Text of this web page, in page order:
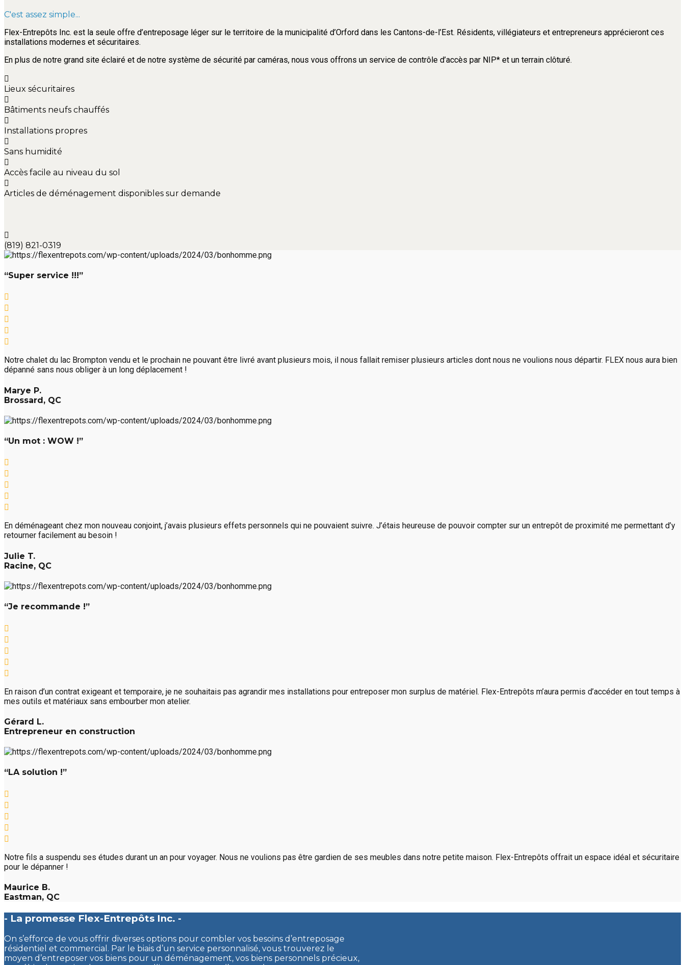
C'est assez simple...
Flex-Entrepôts Inc. est la seule offre d’entreposage léger sur le territoire de la municipalité d’Orford dans les Cantons-de-l’Est. Résidents, villégiateurs et entrepreneurs apprécieront ces
installations modernes et sécuritaires.
En plus de notre grand site éclairé et de notre système de sécurité par caméras, nous vous offrons un service de contrôle d’accès par NIP* et un terrain clôturé.
Lieux sécuritaires
Bâtiments neufs chauffés
Installations propres
Sans humidité
Accès facile au niveau du sol
Articles de déménagement disponibles sur demande
(819) 821-0319
“Super service !!!”
Notre chalet du lac Brompton vendu et le prochain ne pouvant être livré avant plusieurs mois, il nous fallait remiser plusieurs articles dont nous ne voulions nous départir. FLEX nous aura bien
dépanné sans nous obliger à un long déplacement !
Marye P.
Brossard, QC
“Un mot : WOW !”
En déménageant chez mon nouveau conjoint, j’avais plusieurs effets personnels qui ne pouvaient suivre. J’étais heureuse de pouvoir compter sur un entrepôt de proximité me permettant d’y
retourner facilement au besoin !
Julie T.
Racine, QC
“Je recommande !”
En raison d’un contrat exigeant et temporaire, je ne souhaitais pas agrandir mes installations pour entreposer mon surplus de matériel. Flex-Entrepôts m’aura permis d’accéder en tout temps à
mes outils et matériaux sans embourber mon atelier.
Gérard L.
Entrepreneur en construction
“LA solution !”
Notre fils a suspendu ses études durant un an pour voyager. Nous ne voulions pas être gardien de ses meubles dans notre petite maison. Flex-Entrepôts offrait un espace idéal et sécuritaire
pour le dépanner !
Maurice B.
Eastman, QC
- La promesse Flex-Entrepôts Inc. -
On s’efforce de vous offrir diverses options pour combler vos besoins d’entreposage
résidentiel et commercial. Par le biais d’un service personnalisé, vous trouverez le
moyen d’entreposer vos biens pour un déménagement, vos biens personnels précieux,